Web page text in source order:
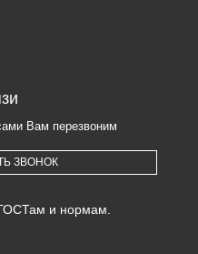
Вам перезвоним
ЗВОНОК
ГОСТам и нормам.